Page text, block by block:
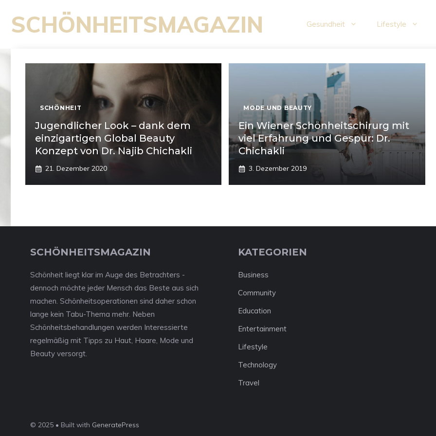
Inhalt
springen
SCHÖNHEITSMAGAZIN Gesundheit Lifestyle
SCHÖNHEIT
Jugendlicher Look – dank dem
einzigartigen Global Beauty
Konzept von Dr. Najib Chichakli
21. Dezember 2020
MODE UND BEAUTY
Ein Wiener Schönheitschirurg mit
viel Erfahrung und Gespür: Dr.
Chichakli
3. Dezember 2019
SCHÖNHEITSMAGAZIN
Schönheit liegt klar im Auge des Betrachters -
dennoch möchte jeder Mensch das Beste aus sich
machen. Schönheitsoperationen sind daher schon
lange kein Tabu-Thema mehr. Neben
Schönheitsbehandlungen werden Interessierte
regelmäßig mit Tipps zu Haut, Haare, Mode und
Beauty versorgt.
KATEGORIEN
Business
Community
Education
Entertainment
Lifestyle
Technology
Travel
© 2025 • Built with GeneratePress